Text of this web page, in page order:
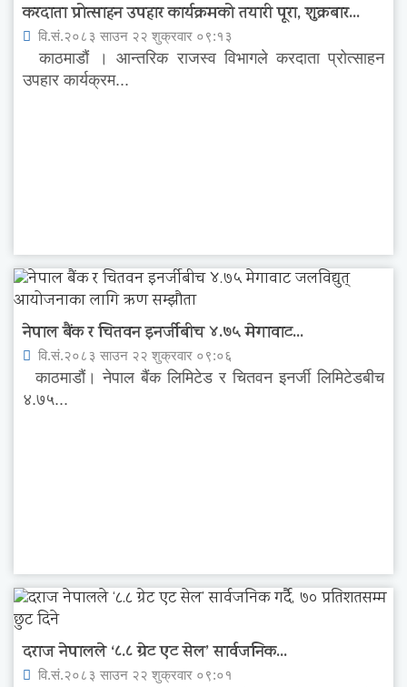
करदाता प्रोत्साहन उपहार कार्यक्रमको तयारी पूरा, शुक्रबार...
वि.सं.२०८३ साउन २२ शुक्रवार ०९:१३
काठमाडौं । आन्तरिक राजस्व विभागले करदाता प्रोत्साहन
उपहार कार्यक्रम...
नेपाल बैंक र चितवन इनर्जीबीच ४.७५ मेगावाट...
वि.सं.२०८३ साउन २२ शुक्रवार ०९:०६
काठमाडौं। नेपाल बैंक लिमिटेड र चितवन इनर्जी लिमिटेडबीच
४.७५...
दराज नेपालले ‘८.८ ग्रेट एट सेल’ सार्वजनिक...
वि.सं.२०८३ साउन २२ शुक्रवार ०९:०१